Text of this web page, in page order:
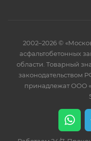
2002–2026 ©
асфальтобетонных
области. Товарный
законодательством
принадлежат